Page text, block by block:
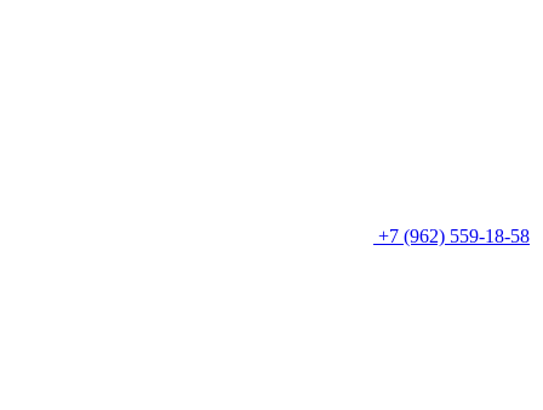
+7 (962) 559-18-58